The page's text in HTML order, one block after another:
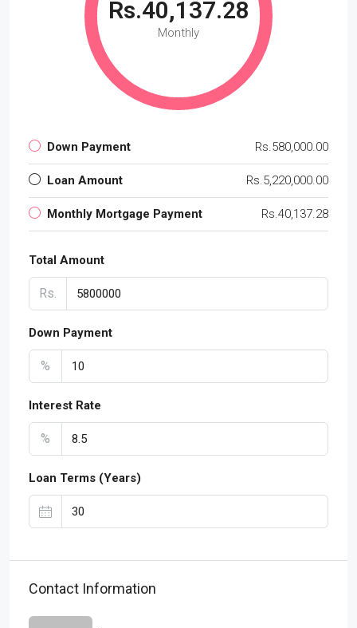
Rs.40,137.28
Monthly
Down Payment Rs.580,000.00
Loan Amount Rs.5,220,000.00
Monthly Mortgage Payment Rs.40,137.28
Total Amount
Rs.
Down Payment
%
Interest Rate
%
Loan Terms (Years)
Contact Information